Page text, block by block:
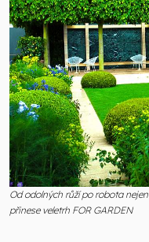
Od odolných růží po robota
přinese veletrh FOR GARDEN